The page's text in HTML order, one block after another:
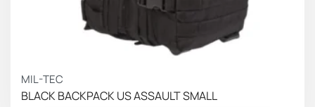
MIL-TEC
BLACK BACKPACK US ASSAULT SMALL